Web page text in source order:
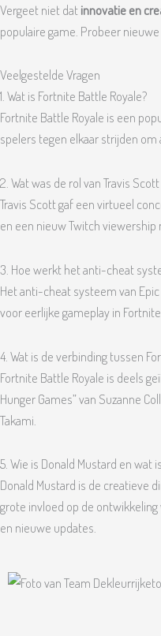
Vergeet niet datinnovatie en
populaire game. Probeer
Veelgestelde Vragen
1. Wat is Fortnite Battle Royale?
Fortnite Battle Royale is een
spelers tegen elkaar strijden
2. Wat was de rol van Travis
Travis Scott gaf een virtueel
en een nieuw Twitch viewership
3. Hoe werkt het anti-cheat
Het anti-cheat systeem van
voor eerlijke gameplay in
4. Wat is de verbinding tussen
Fortnite Battle Royale is deels
Hunger Games” van Suzanne
Takami.
5. Wie is Donald Mustard en wat
Donald Mustard is de creatieve
grote invloed op de
en nieuwe updates.